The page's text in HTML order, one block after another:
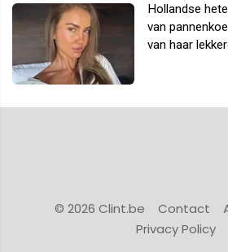
Hollandse
van
van haar
© 2026 Clint.be Contact
Privacy Policy